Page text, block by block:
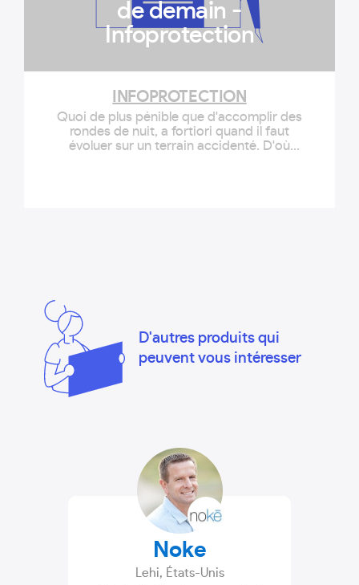
de demain -
Infoprotection
INFOPROTECTION
Quoi de plus pénible que d'accomplir des
rondes de nuit, a fortiori quand il faut
évoluer sur un terrain accidenté. D'où
D'autres produits qui
peuvent vous intéresser
Noke
Lehi, États-Unis